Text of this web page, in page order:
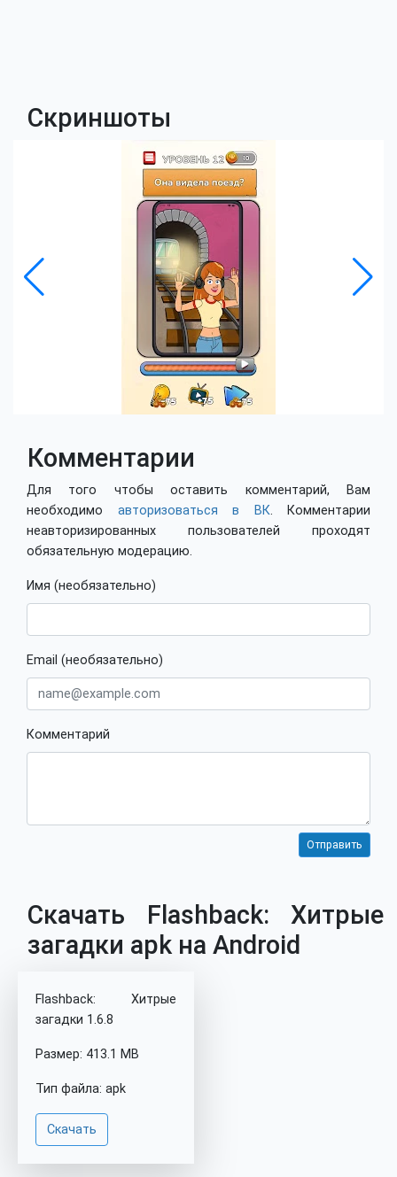
Скриншоты
Комментарии
Для того чтобы оставить комментарий, Вам
необходимо авторизоваться в ВК. Комментарии
неавторизированных пользователей проходят
обязательную модерацию.
Имя (необязательно)
Email (необязательно)
Комментарий
Скачать Flashback: Хитрые
загадки apk на Android
Flashback: Хитрые
загадки 1.6.8
Размер: 413.1 MB
Тип файла: apk
Скачать